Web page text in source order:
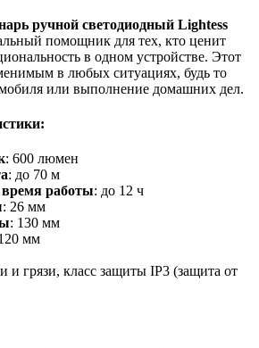
ручной светодиодный Lightess
помощник для тех, кто ценит
в одном устройстве. Этот
в любых ситуациях, будь то
или выполнение домашних дел.
: 600 люмен
: до 70 м
работы: до 12 ч
: 26 мм
: 130 мм
мм
и грязи, класс защиты IP3 (защита от